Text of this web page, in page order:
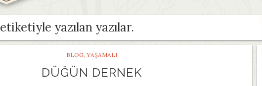
etiketiyle yazılan yazılar.
BLOG, YAŞAMALI
DÜĞÜN DERNEK